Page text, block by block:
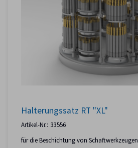
Halterungssatz RT "XL"
Artikel-Nr.: 33556
für die Beschichtung von Schaftwerkzeugen